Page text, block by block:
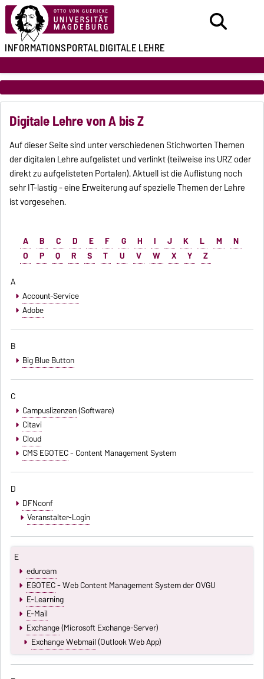
INFORMATIONSPORTALDIGITALE LEHRE
Digitale Lehre von A bis Z
Auf dieser Seite sind unter verschiedenen Stichworten Themen
der digitalen Lehre aufgelistet und verlinkt (teilweise ins URZ oder
direkt zu aufgelisteten Portalen). Aktuell ist die Auflistung noch
sehr IT-lastig - eine Erweiterung auf spezielle Themen der Lehre
ist vorgesehen.
A B C D E F G H I J K L M
N
O
P Q R S T U V W X Y
Z
A
Account-Service
Adobe
B
Big Blue Button
C
Campuslizenzen(Software)
Citavi
Cloud
CMS EGOTEC- Content Management System
D
DFNconf
Veranstalter-Login
E
eduroam
EGOTEC- Web Content Management System der OVGU
E-Learning
E-Mail
Exchange(Microsoft Exchange-Server)
Exchange Webmail(Outlook Web App)